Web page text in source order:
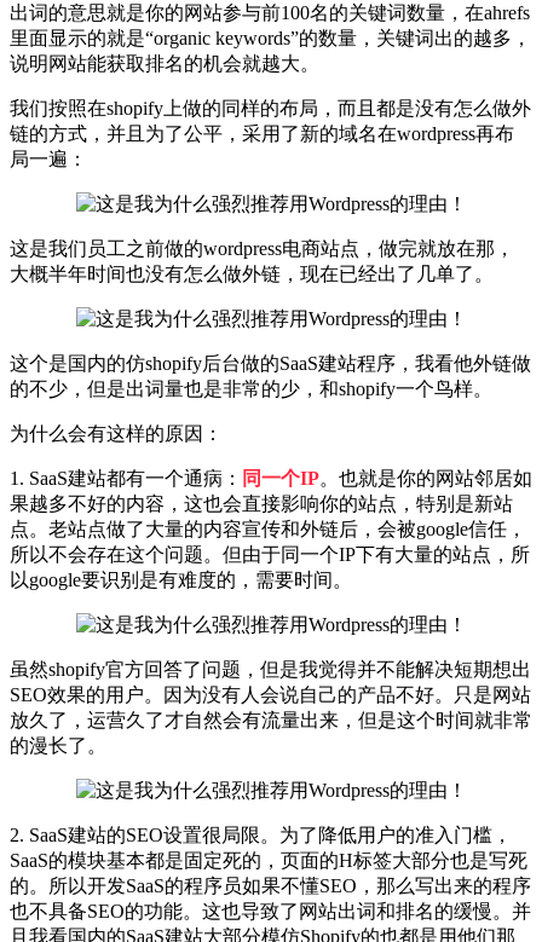
出词的意思就是你的网站参与前100名的关键词数量，在ahrefs
里面显示的就是“organic keywords”的数量，关键词出的越多，
说明网站能获取排名的机会就越大。
我们按照在shopify上做的同样的布局，而且都是没有怎么做外
链的方式，并且为了公平，采用了新的域名在wordpress再布
局一遍：
这是我们员工之前做的wordpress电商站点，做完就放在那，
大概半年时间也没有怎么做外链，现在已经出了几单了。
这个是国内的仿shopify后台做的SaaS建站程序，我看他外链做
的不少，但是出词量也是非常的少，和shopify一个鸟样。
为什么会有这样的原因：
1. SaaS建站都有一个通病： 同一个IP。也就是你的网站邻居如
果越多不好的内容，这也会直接影响你的站点，特别是新站
点。老站点做了大量的内容宣传和外链后，会被google信任，
所以不会存在这个问题。但由于同一个IP下有大量的站点，所
以google要识别是有难度的，需要时间。
虽然shopify官方回答了问题，但是我觉得并不能解决短期想出
SEO效果的用户。
因为没有人会说自己的产品不好。只是网站
放久了，运营久了才自然会有流量出来，但是这个时间就非常
的漫长了。
2. SaaS建站的SEO设置很局限。为了降低用户的准入门槛，
SaaS的模块基本都是固定死的，页面的H标签大部分也是写死
的。所以开发SaaS的程序员如果不懂SEO，那么写出来的程序
也不具备SEO的功能。这也导致了网站出词和排名的缓慢。并
且我看国内的SaaS建站大部分模仿Shopify的也都是用他们那